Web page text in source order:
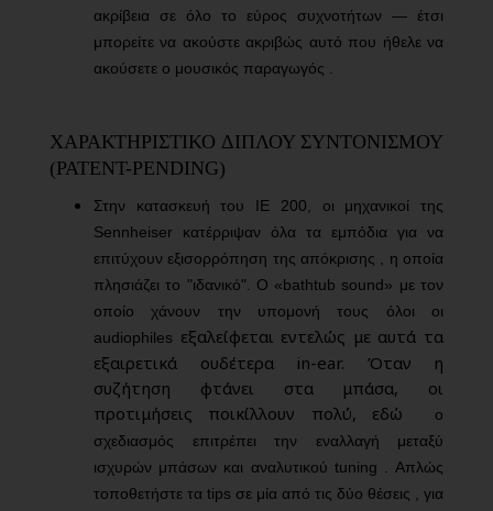
ακρίβεια σε όλο το εύρος συχνοτήτων — έτσι
μπορείτε να ακούστε ακριβώς αυτό που ήθελε να
ακούσετε ο μουσικός παραγωγός .
ΧΑΡΑΚΤΗΡΙΣΤΙΚΟ ΔΙΠΛΟΥ ΣΥΝΤΟΝΙΣΜΟΥ
(PATENT-PENDING)
Στην κατασκευή του IE 200, οι μηχανικοί της
Sennheiser κατέρριψαν όλα τα εμπόδια για να
επιτύχουν εξισορρόπηση της απόκρισης , η οποία
πλησιάζει το "ιδανικό". Ο «bathtub sound» με τον
οποίο χάνουν την υπομονή τους όλοι οι
audiophiles εξαλείφεται εντελώς με αυτά τα
εξαιρετικά ουδέτερα in-ear. Όταν η
συζήτηση φτάνει στα μπάσα, οι
προτιμήσεις ποικίλλουν πολύ, εδώ
ο
σχεδιασμός επιτρέπει την εναλλαγή μεταξύ
ισχυρών μπάσων και αναλυτικού tuning . Απλώς
τοποθετήστε τα tips σε μία από τις δύο θέσεις , για